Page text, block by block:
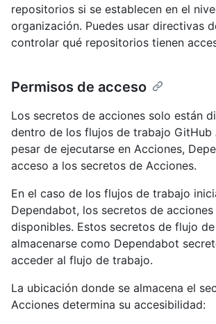
repositorios si se establecen en el
organización. Puedes usar directivas
controlar qué repositorios tienen
Permisos de acceso
Los secretos de acciones solo están
dentro de los flujos de trabajo GitHub
pesar de ejecutarse en Acciones,
acceso a los secretos de Acciones.
En el caso de los flujos de trabajo
Dependabot, los secretos de
disponibles. Estos secretos de flujo
almacenarse como Dependabot
acceder al flujo de trabajo.
La ubicación donde se almacena el
Acciones determina su accesibilidad: